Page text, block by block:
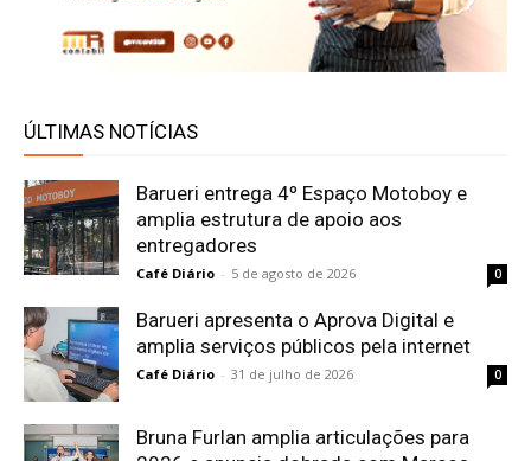
ÚLTIMAS NOTÍCIAS
Barueri entrega 4º Espaço Motoboy e
amplia estrutura de apoio aos
entregadores
Café Diário - 5 de agosto de 2026 0
Barueri apresenta o Aprova Digital e
amplia serviços públicos pela internet
Café Diário - 31 de julho de 2026 0
Bruna Furlan amplia articulações para